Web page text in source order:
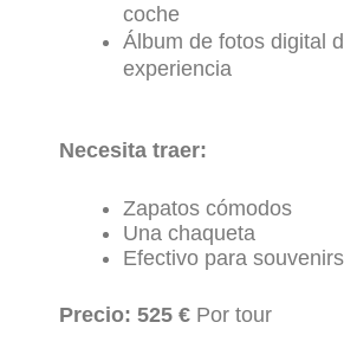
coche
Álbum de fotos digital
experiencia
Necesita traer:
Zapatos cómodos
Una chaqueta
Efectivo para
Precio: 525 € Por tour